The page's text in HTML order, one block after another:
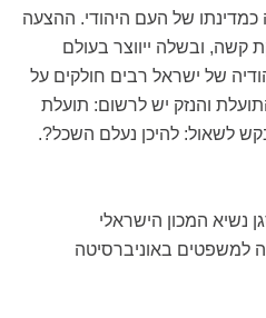
של העם היהודי. ההצעה
קשה, ובשלה ייווצר בעולם
של ישראל רבים חולקים על
והנזק יש לרשום: תועלת
לשאול: להיכן נעלם השכל?.
נשיא המכון הישראלי
למשפטים באוניברסיטה